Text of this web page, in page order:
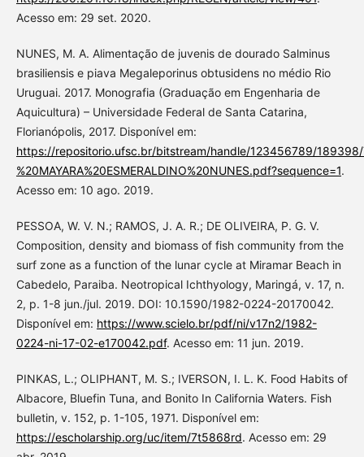
Acesso em: 29 set. 2020.
NUNES, M. A. Alimentação de juvenis de dourado Salminus
brasiliensis e piava Megaleporinus obtusidens no médio Rio
Uruguai. 2017. Monografia (Graduação em Engenharia de
Aquicultura) – Universidade Federal de Santa Catarina,
Florianópolis, 2017. Disponível em:
https://repositorio.ufsc.br/bitstream/handle/123456789/189398/
%20MAYARA%20ESMERALDINO%20NUNES.pdf?sequence=1.
Acesso em: 10 ago. 2019.
PESSOA, W. V. N.; RAMOS, J. A. R.; DE OLIVEIRA, P. G. V.
Composition, density and biomass of fish community from the
surf zone as a function of the lunar cycle at Miramar Beach in
Cabedelo, Paraiba. Neotropical Ichthyology, Maringá, v. 17, n.
2, p. 1-8 jun./jul. 2019. DOI: 10.1590/1982-0224-20170042.
Disponível em: https://www.scielo.br/pdf/ni/v17n2/1982-
0224-ni-17-02-e170042.pdf. Acesso em: 11 jun. 2019.
PINKAS, L.; OLIPHANT, M. S.; IVERSON, I. L. K. Food Habits of
Albacore, Bluefin Tuna, and Bonito In California Waters. Fish
bulletin, v. 152, p. 1-105, 1971. Disponível em:
https://escholarship.org/uc/item/7t5868rd. Acesso em: 29